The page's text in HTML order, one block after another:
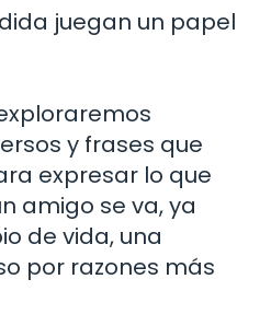
juegan un papel
y frases que
expresar lo que
amigo se va, ya
de vida, una
por razones más